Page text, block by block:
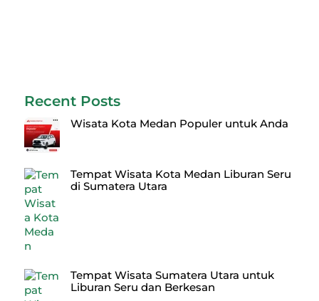
Recent Posts
Wisata Kota Medan Populer untuk Anda
Tempat Wisata Kota Medan Liburan Seru
di Sumatera Utara
Tempat Wisata Sumatera Utara untuk
Liburan Seru dan Berkesan